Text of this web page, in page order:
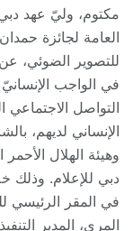
مكتوم، وليّ عهد
العامة لجائزة
للتصوير الضوئي،
في الواجب
التواصل الاجتماعي
الإنساني لديهم،
وهيئة الهلال
دبي للإعلام. وذلك
في المقر الرئيسي
المري، المدير